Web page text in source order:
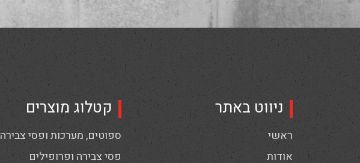
ניווט באתר
ראשי
אודות
קטלוג מוצרים
ספוטים, מערכות ופסי צבירה
פסי צבירה ופרופילים